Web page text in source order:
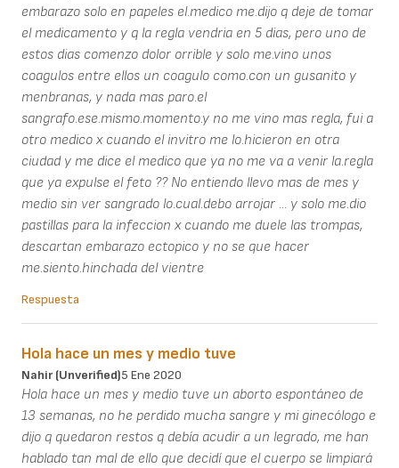
embarazo solo en papeles el.medico me.dijo q deje de tomar
el medicamento y q la regla vendria en 5 dias, pero uno de
estos dias comenzo dolor orrible y solo me.vino unos
coagulos entre ellos un coagulo como.con un gusanito y
menbranas, y nada mas paro.el
sangrafo.ese.mismo.momento.y no me vino mas regla, fui a
otro medico x cuando el invitro me lo.hicieron en otra
ciudad y me dice el medico que ya no me va a venir la.regla
que ya expulse el feto ?? No entiendo llevo mas de mes y
medio sin ver sangrado lo.cual.debo arrojar ... y solo me.dio
pastillas para la infeccion x cuando me duele las trompas,
descartan embarazo ectopico y no se que hacer
me.siento.hinchada del vientre
Respuesta
Hola hace un mes y medio tuve
Nahir (unverified)5 Ene 2020
Hola hace un mes y medio tuve un aborto espontáneo de
13 semanas, no he perdido mucha sangre y mi ginecólogo e
dijo q quedaron restos q debía acudir a un legrado, me han
hablado tan mal de ello que decidí que el cuerpo se limpiará